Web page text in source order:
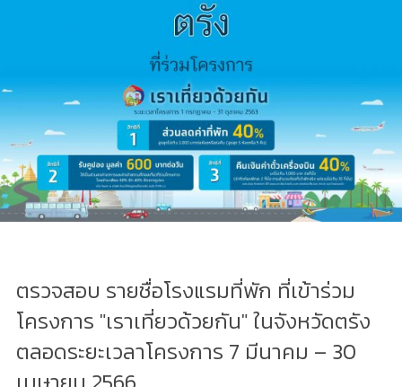
ตรวจสอบ รายชื่อโรงแรมที่พัก ที่เข้าร่วม
โครงการ "เราเที่ยวด้วยกัน" ในจังหวัดตรัง
ตลอดระยะเวลาโครงการ 7 มีนาคม – 30